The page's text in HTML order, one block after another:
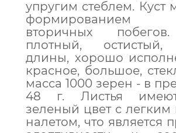
упругим стеблем.
формированием
вторичных
плотный, остистый,
длины, хорошо
красное, большое,
масса 1000 зерен - в
48 г. Листья
зеленый цвет с легким
налетом, что является